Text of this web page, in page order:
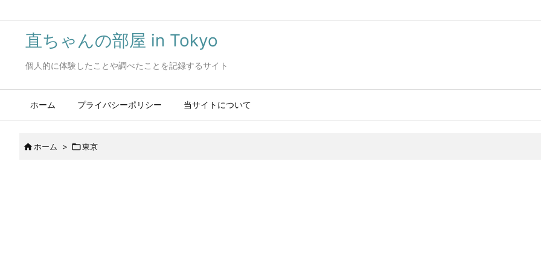
直ちゃんの部屋 in Tokyo
個人的に体験したことや調べたことを記録するサイト
ホーム プライバシーポリシー 当サイトについて
 ホーム > 東京